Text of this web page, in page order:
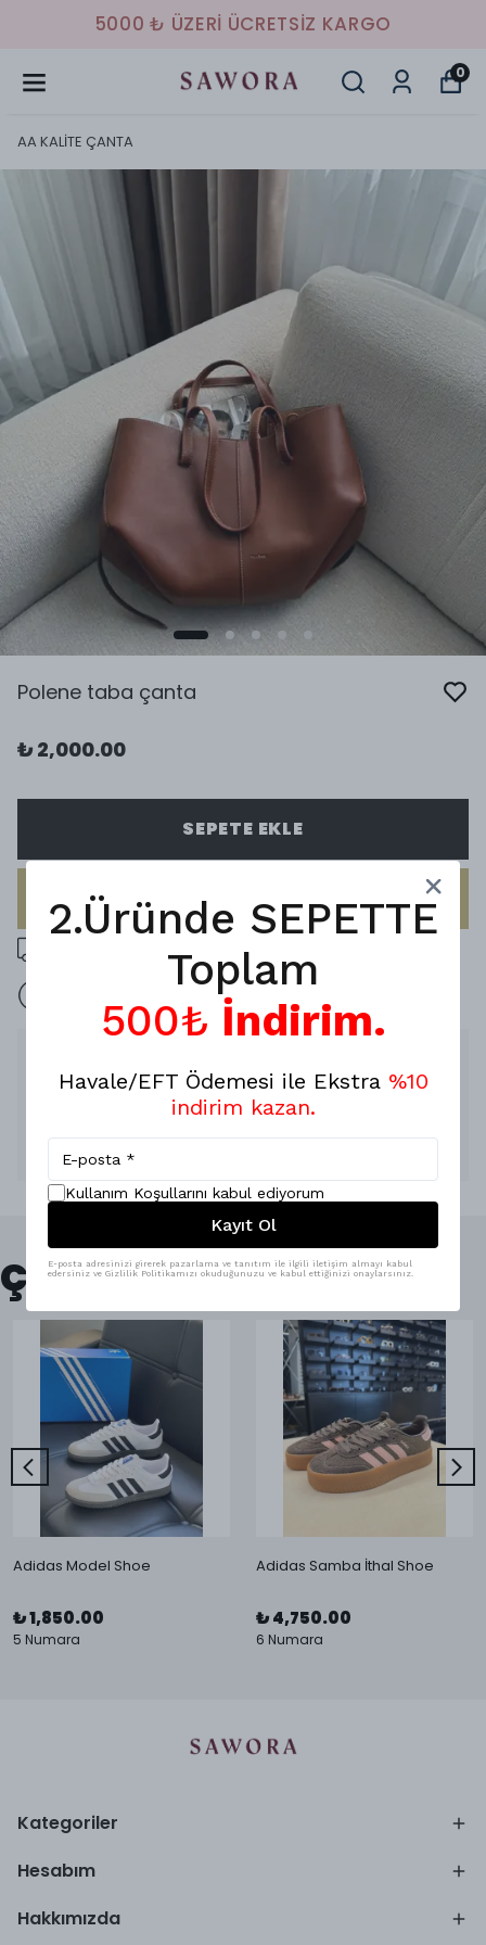
HAVALE/EFT İLE %10 İNDİRİM
0
AA KALİTE ÇANTA
Polene taba çanta
₺ 2,000.00
SEPETE EKLE
HEMEN AL
İade yok 7 Gün değişim mevcuttur.
ÜRÜN ÖLÇÜLERİ
Değişim mevcuttur, iade yoktur'
Çok Satanlar
Adidas Model Shoe
₺ 1,850.00
5 Numara
Adidas Samba İthal Shoe
₺ 4,750.00
6 Numara
Kategoriler
Hesabım
Hakkımızda
2.Üründe SEPETTE
Toplam
500₺ İndirim.
Havale/EFT Ödemesi ile Ekstra %10
indirim kazan.
Kullanım Koşullarını kabul ediyorum
Kayıt Ol
E-posta adresinizi girerek pazarlama ve tanıtım ile ilgili iletişim almayı kabul
edersiniz ve Gizlilik Politikamızı okuduğunuzu ve kabul ettiğinizi onaylarsınız.